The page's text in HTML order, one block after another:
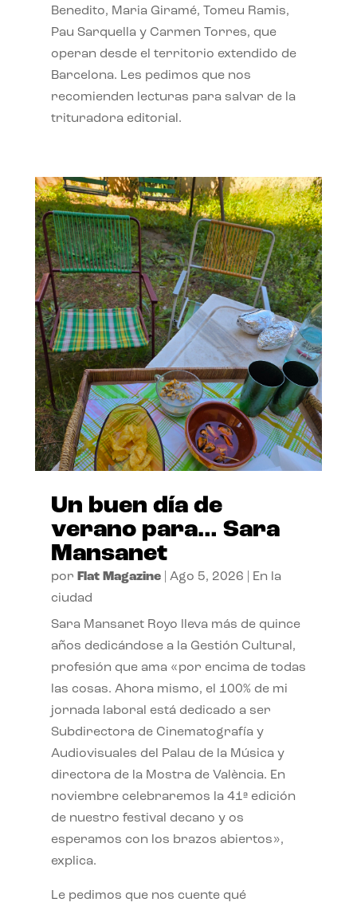
Benedito, Maria Giramé, Tomeu Ramis,
Pau Sarquella y Carmen Torres, que
operan desde el territorio extendido de
Barcelona. Les pedimos que nos
recomienden lecturas para salvar de la
trituradora editorial.
Un buen día de
verano para… Sara
Mansanet
por Flat Magazine| Ago 5, 2026
En la
ciudad
Sara Mansanet Royo lleva más de quince
años dedicándose a la Gestión Cultural,
profesión que ama «por encima de todas
las cosas. Ahora mismo, el 100% de mi
jornada laboral está dedicado a ser
Subdirectora de Cinematografía y
Audiovisuales del Palau de la Música y
directora de la Mostra de València. En
noviembre celebraremos la 41ª edición
de nuestro festival decano y os
esperamos con los brazos abiertos»,
explica.
Le pedimos que nos cuente qué